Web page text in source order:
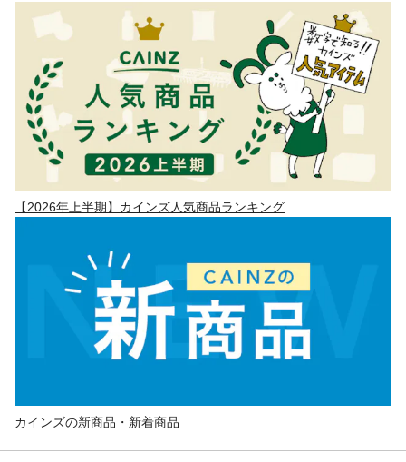
【2026年上半期】カインズ人気商品ランキング
カインズの新商品・新着商品